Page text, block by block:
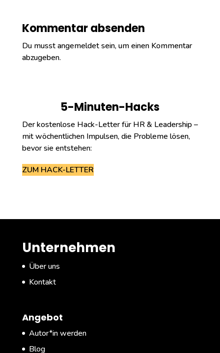
Kommentar absenden
Du musstangemeldetsein, um einen Kommentar
abzugeben.
5-Minuten-Hacks
Der kostenlose Hack-Letter für HR & Leadership –
mit wöchentlichen Impulsen, die Probleme lösen,
bevor sie entstehen:
ZUM HACK-LETTER
Unternehmen
Über uns
Kontakt
Angebot
Autor*in werden
Blog